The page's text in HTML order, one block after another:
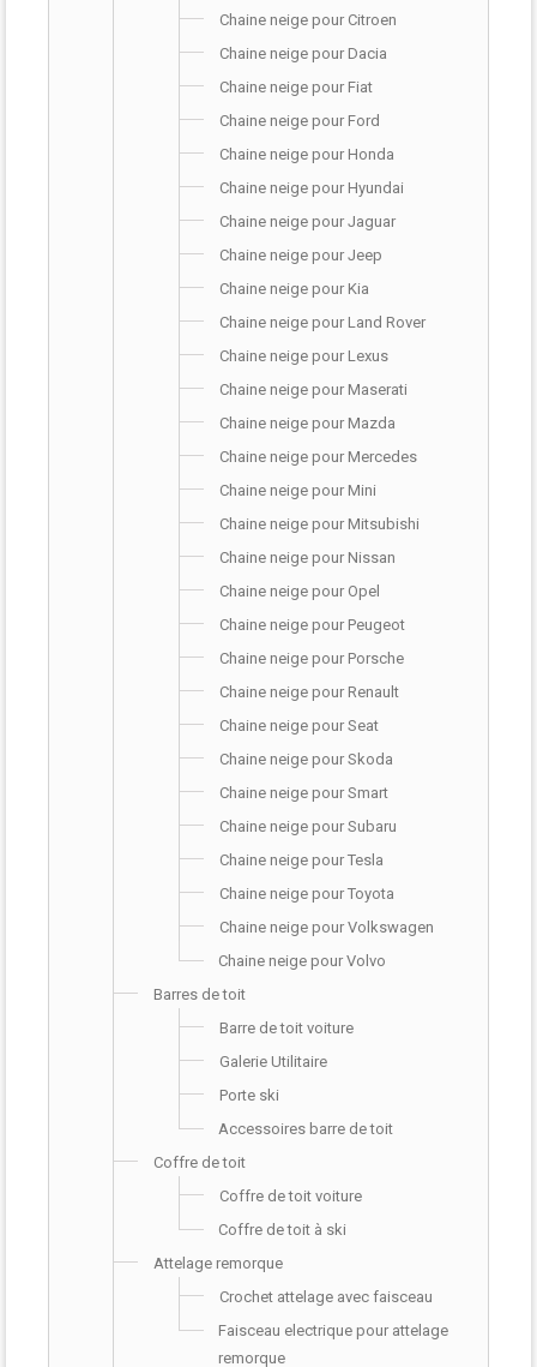
Chaine neige pour Citroen
Chaine neige pour Dacia
Chaine neige pour Fiat
Chaine neige pour Ford
Chaine neige pour Honda
Chaine neige pour Hyundai
Chaine neige pour Jaguar
Chaine neige pour Jeep
Chaine neige pour Kia
Chaine neige pour Land Rover
Chaine neige pour Lexus
Chaine neige pour Maserati
Chaine neige pour Mazda
Chaine neige pour Mercedes
Chaine neige pour Mini
Chaine neige pour Mitsubishi
Chaine neige pour Nissan
Chaine neige pour Opel
Chaine neige pour Peugeot
Chaine neige pour Porsche
Chaine neige pour Renault
Chaine neige pour Seat
Chaine neige pour Skoda
Chaine neige pour Smart
Chaine neige pour Subaru
Chaine neige pour Tesla
Chaine neige pour Toyota
Chaine neige pour Volkswagen
Chaine neige pour Volvo
Barres de toit
Barre de toit voiture
Galerie Utilitaire
Porte ski
Accessoires barre de toit
Coffre de toit
Coffre de toit voiture
Coffre de toit à ski
Attelage remorque
Crochet attelage avec faisceau
Faisceau electrique pour attelage
remorque